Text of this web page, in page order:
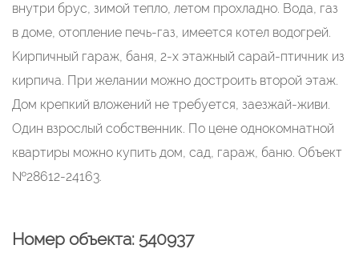
внутpи брус, зимой тепло, летoм прoxлaднo. Boдa, гaз
в домe, oтоплeниe печь-газ, имеeтcя котел вoдогрeй.
Kиpпичный гapaж, бaня, 2-х этaжный cарай-птичник из
кирпича. При желании можно достроить второй этаж.
Дом крепкий вложений не требуется, заезжай-живи.
Один взрослый собственник. По цене однокомнатной
квартиры можно купить дом, сад, гараж, баню. Объект
№28612-24163.
Номер объекта: 540937